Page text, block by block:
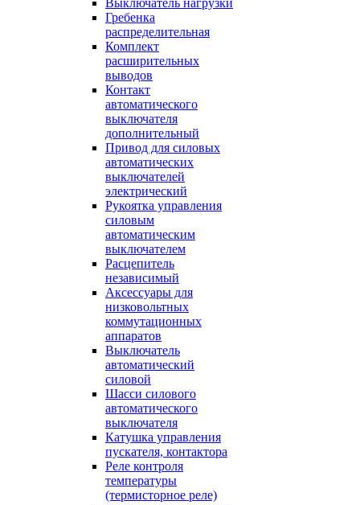
Выключатель нагрузки
Гребенка
распределительная
Комплект
расширительных
выводов
Контакт
автоматического
выключателя
дополнительный
Привод для силовых
автоматических
выключателей
электрический
Рукоятка управления
силовым
автоматическим
выключателем
Расцепитель
независимый
Аксессуары для
низковольтных
коммутационных
аппаратов
Выключатель
автоматический
силовой
Шасси силового
автоматического
выключателя
Катушка управления
пускателя, контактора
Реле контроля
температуры
(термисторное реле)